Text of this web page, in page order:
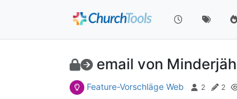
email von
Feature-Vorschläge Web 2 2